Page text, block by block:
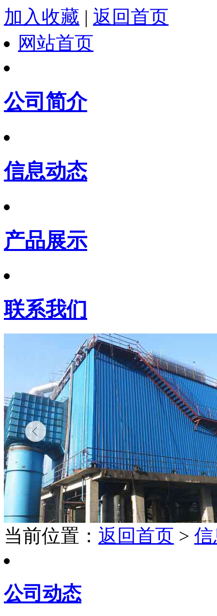
加入收藏 | 返回首页
网站首页
公司简介
信息动态
产品展示
联系我们
当前位置： 返回首页 >
公司动态